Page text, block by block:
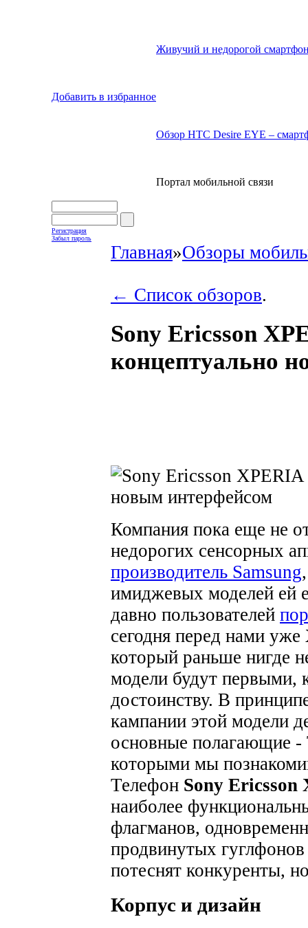
Добавить в избранное
Живучий и недорогой
Обзор HTC Desire EYE –
Портал мобильной связи
Регистрация
Забыл пароль
Главная»Обзоры
← Список обзоров.
Sony Ericsson
концептуально
Компания пока еще не
недорогих сенсорных
производитель Samsung
имиджевых моделей ей
давно пользователей
сегодня перед нами уже
который раньше нигде
модели будут первыми,
достоинству. В
кампании этой модели
основные полагающие -
которыми мы
Телефон Sony
наиболее
флагманов,
продвинутых
потеснят конкуренты,
Корпус и дизайн